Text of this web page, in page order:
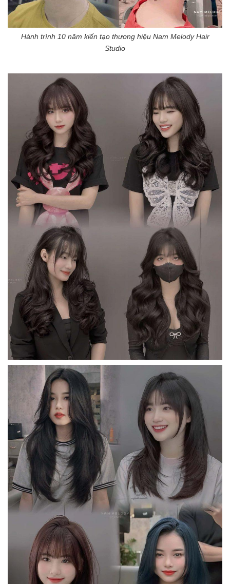
Hành trình 10 năm kiến tạo thương hiệu Nam Melody Hair
Studio